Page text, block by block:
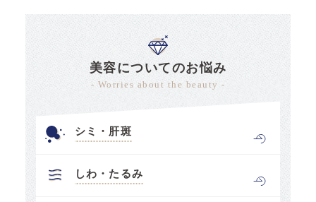
美容についてのお悩み
- Worries about the beauty -
シミ・肝斑
しわ・たるみ